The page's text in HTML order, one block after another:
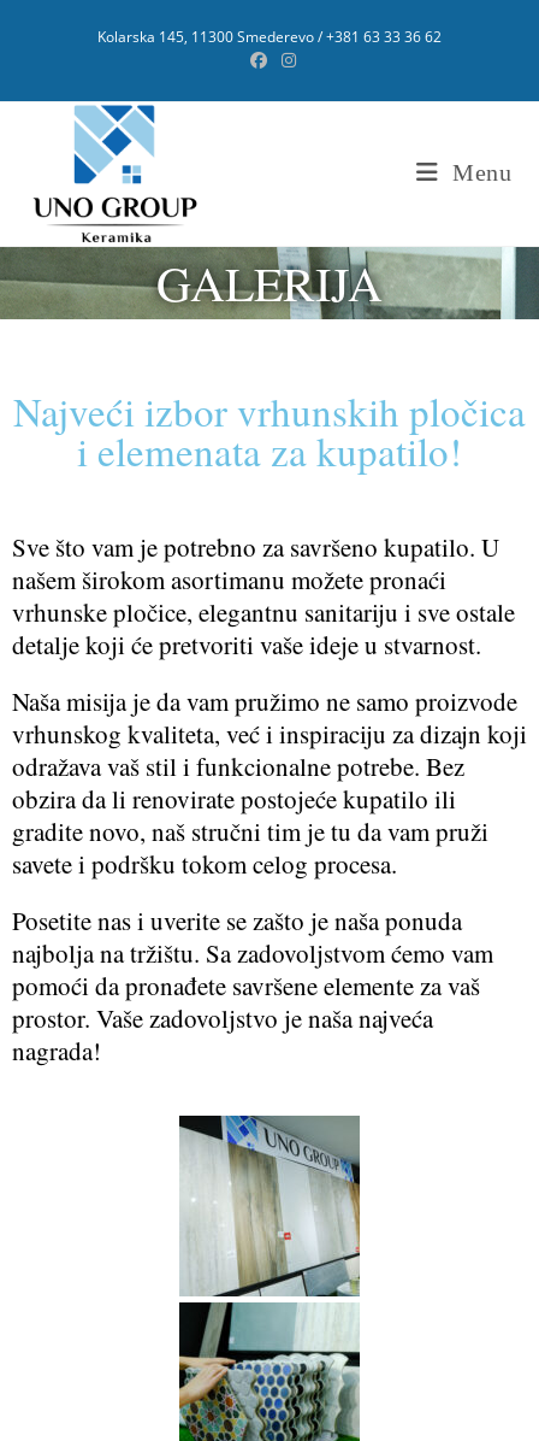
Kolarska 145, 11300 Smederevo / +381 63 33 36 62
Menu
GALERIJA
Najveći izbor vrhunskih pločica
i elemenata za kupatilo!
Sve što vam je potrebno za savršeno kupatilo. U
našem širokom asortimanu možete pronaći
vrhunske pločice, elegantnu sanitariju i sve ostale
detalje koji će pretvoriti vaše ideje u stvarnost.
Naša misija je da vam pružimo ne samo proizvode
vrhunskog kvaliteta, već i inspiraciju za dizajn koji
odražava vaš stil i funkcionalne potrebe. Bez
obzira da li renovirate postojeće kupatilo ili
gradite novo, naš stručni tim je tu da vam pruži
savete i podršku tokom celog procesa.
Posetite nas i uverite se zašto je naša ponuda
najbolja na tržištu. Sa zadovoljstvom ćemo vam
pomoći da pronađete savršene elemente za vaš
prostor. Vaše zadovoljstvo je naša najveća
nagrada!